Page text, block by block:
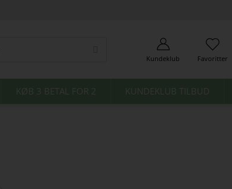
Kundeklub Favoritter
KØB 3 BETAL FOR 2 KUNDEKLUB TILBUD